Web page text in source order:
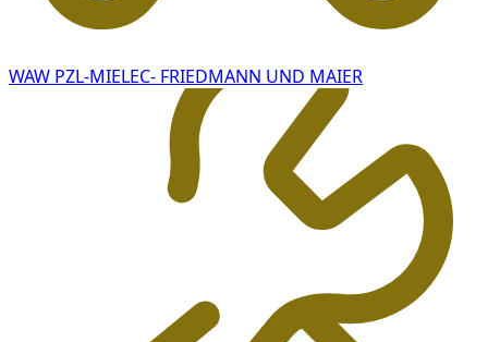
WAW PZL-MIELEC- FRIEDMANN UND MAIER